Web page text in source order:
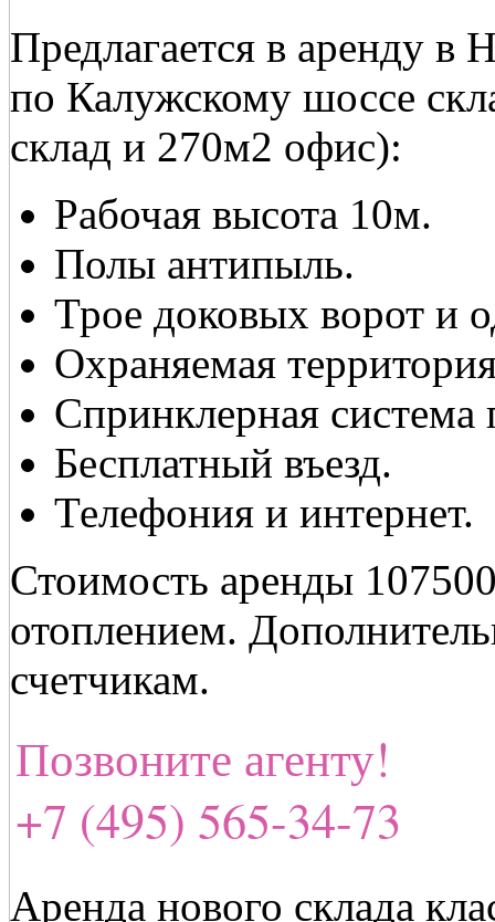
Предлагается в аренду
по Калужскому шоссе
склад и 270м2 офис):
Рабочая высота 10м.
Полы антипыль.
Трое доковых ворот и
Охраняемая
Спринклерная
Бесплатный въезд.
Телефония и интернет.
Стоимость аренды
отоплением.
счетчикам.
Позвоните агенту!
+7 (495) 565-34-73
Аренда нового склада